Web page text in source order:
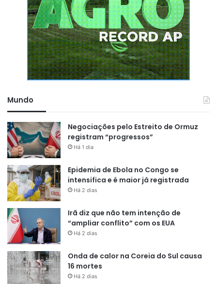
Mundo
Negociações pelo Estreito de Ormuz
registram “progressos”
Há 1 dia
Epidemia de Ebola no Congo se
intensifica e é maior já registrada
Há 2 dias
Irã diz que não tem intenção de
“ampliar conflito” com os EUA
Há 2 dias
Onda de calor na Coreia do Sul causa
16 mortes
Há 2 dias